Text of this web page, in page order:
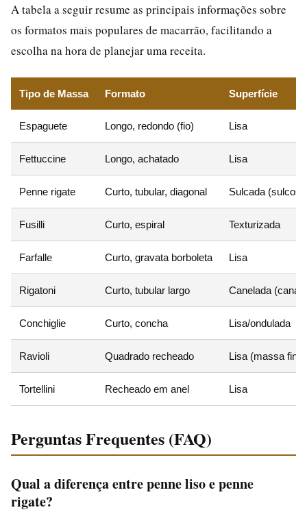
A tabela a seguir resume as principais informações sobre
os formatos mais populares de macarrão, facilitando a
escolha na hora de planejar uma receita.
Tipo de Massa Formato Superfície
Espaguete Longo, redondo (fio) Lisa
Fettuccine Longo, achatado Lisa
Penne rigate Curto, tubular, diagonal Sulcada (sulcos)
Fusilli Curto, espiral Texturizada
Farfalle Curto, gravata borboleta Lisa
Rigatoni Curto, tubular largo Canelada
Conchiglie Curto, concha Lisa/ondulada
Ravioli Quadrado recheado Lisa (massa fina)
Tortellini Recheado em anel Lisa
Perguntas Frequentes (FAQ)
Qual a diferença entre penne liso e penne
rigate?